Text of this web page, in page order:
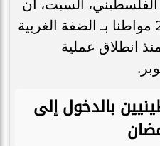
قوات الاحتلال اعتقلت 20 مواطنا بـ الضفة الغربية
ما يرفع العدد إلى 7060 منذ انطلاق عملية
بالدخول إلى